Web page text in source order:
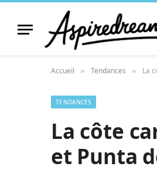
Accueil » Tendances » La
TENDANCES
La côte
et Punta